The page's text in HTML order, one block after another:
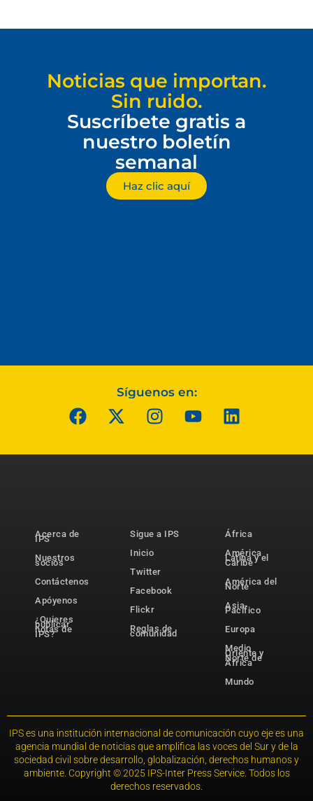
Noticias que importan.
Sin ruido.
Suscríbete gratis a
nuestro boletín
semanal
Haz clic aquí
Síguenos en:
Acerca de
IPS
Nuestros
socios
Contáctenos
Apóyenos
¿Quieres
publicar
notas de
IPS?
Sigue a IPS
Inicio
Twitter
Facebook
Flickr
Reglas de
comunidad
África
América
Latina y el
Caribe
América del
Norte
Asia-
Pacífico
Europa
Medio
Oriente y
Norte de
África
Mundo
IPS es una institución internacional de comunicación cuyo eje es una
agencia mundial de noticias que amplifica las voces del Sur y de la
sociedad civil sobre desarrollo, globalización, derechos humanos y
ambiente. Copyright © 2025 IPS-Inter Press Service. Todos los
derechos reservados.